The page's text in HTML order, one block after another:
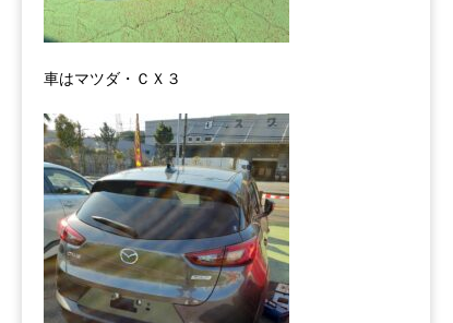
車はマツダ・ＣＸ３